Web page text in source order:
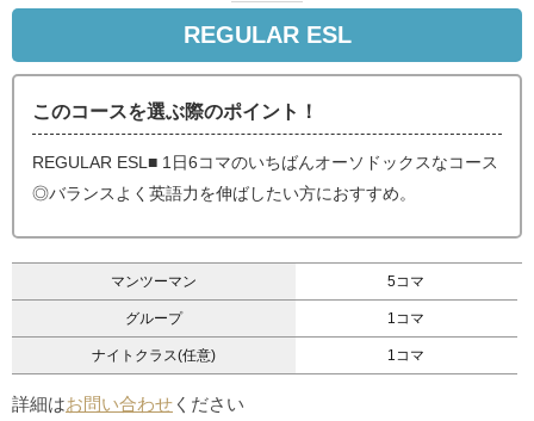
REGULAR ESL
このコースを選ぶ際のポイント！
REGULAR ESL■ 1日6コマのいちばんオーソドックスなコース
◎バランスよく英語力を伸ばしたい方におすすめ。
マンツーマン 5コマ
グループ 1コマ
ナイトクラス(任意) 1コマ
詳細はお問い合わせ ください